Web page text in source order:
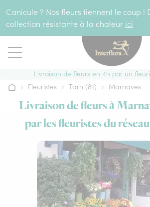
Canicule ? Nos fleurs tiennent le coup !
collection résistante à la chaleur ici
Livraison de fleurs en 4h par un
Accueil
› Fleuristes › Tarn (81) › Marnaves
Livraison de fleurs à
par les fleuristes du